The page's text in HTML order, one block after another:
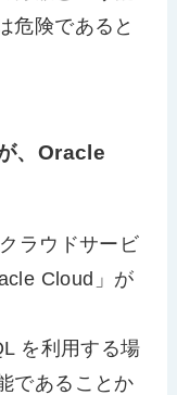
危険であると
、Oracle
ラウドサービ
Cloud」が
を利用する場
であることか